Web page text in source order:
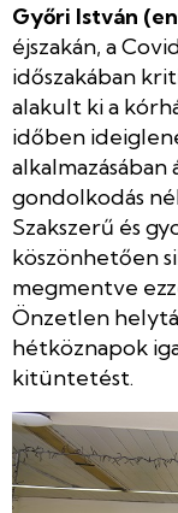
Győri István
éjszakán, a
időszakában
alakult ki a
időben
gondolkodás
Szakszerű és
köszönhetően
megmentve
Önzetlen
hétköznapok
kitüntetést.